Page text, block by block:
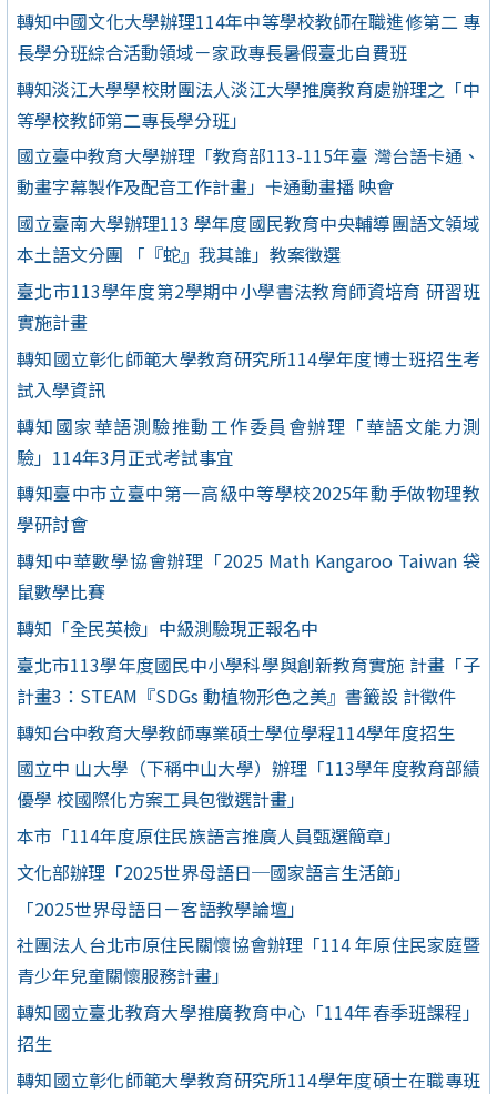
轉知中國文化大學辦理114年中等學校教師在職進修第二 專
長學分班綜合活動領域－家政專長暑假臺北自費班
轉知淡江大學學校財團法人淡江大學推廣教育處辦理之「中
等學校教師第二專長學分班」
國立臺中教育大學辦理「教育部113-115年臺 灣台語卡通、
動畫字幕製作及配音工作計畫」卡通動畫播 映會
國立臺南大學辦理113 學年度國民教育中央輔導團語文領域
本土語文分團 「『蛇』我其誰」教案徵選
臺北市113學年度第2學期中小學書法教育師資培育 研習班
實施計畫
轉知國立彰化師範大學教育研究所114學年度博士班招生考
試入學資訊
轉知國家華語測驗推動工作委員會辦理「華語文能力測
驗」114年3月正式考試事宜
轉知臺中市立臺中第一高級中等學校2025年動手做物理教
學研討會
轉知中華數學協會辦理「2025 Math Kangaroo Taiwan 袋
鼠數學比賽
轉知「全民英檢」中級測驗現正報名中
臺北市113學年度國民中小學科學與創新教育實施 計畫「子
計畫3：STEAM『SDGs 動植物形色之美』書籤設 計徵件
轉知台中教育大學教師專業碩士學位學程114學年度招生
國立中 山大學（下稱中山大學）辦理「113學年度教育部績
優學 校國際化方案工具包徵選計畫」
本市「114年度原住民族語言推廣人員甄選簡章」
文化部辦理「2025世界母語日─國家語言生活節」
「2025世界母語日－客語教學論壇」
社團法人台北市原住民關懷協會辦理「114 年原住民家庭暨
青少年兒童關懷服務計畫」
轉知國立臺北教育大學推廣教育中心「114年春季班課程」
招生
轉知國立彰化師範大學教育研究所114學年度碩士在職專班